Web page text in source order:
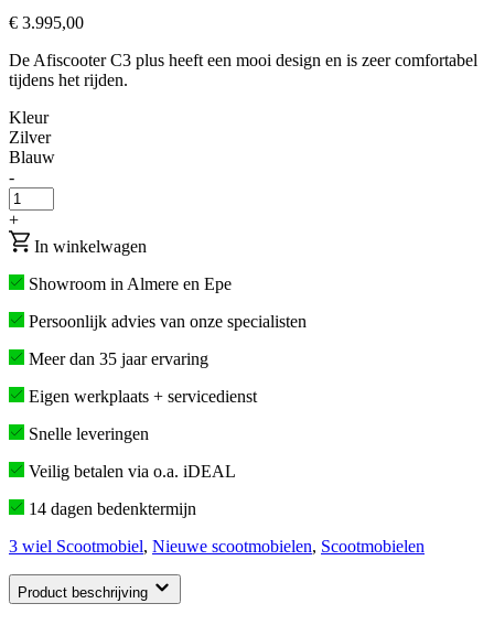
€ 3.995,00
De Afiscooter C3 plus heeft een mooi design en is zeer comfortabel
tijdens het rijden.
Kleur
Zilver
Blauw
-
+
In winkelwagen
Showroom in Almere en Epe
Persoonlijk advies van onze specialisten
Meer dan 35 jaar ervaring
Eigen werkplaats + servicedienst
Snelle leveringen
Veilig betalen via o.a. iDEAL
14 dagen bedenktermijn
3 wiel Scootmobiel, Nieuwe scootmobielen, Scootmobielen
Product beschrijving